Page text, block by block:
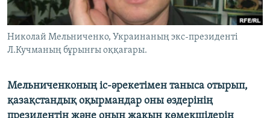
Басқа тілдерде
Николай Мельниченко, Украинаның экс-президенті
Л.Кучманың бұрынғы оққағары.
Мельниченконың іс-әрекетімен таныса отырып,
қазақстандық оқырмандар оны өздерінің